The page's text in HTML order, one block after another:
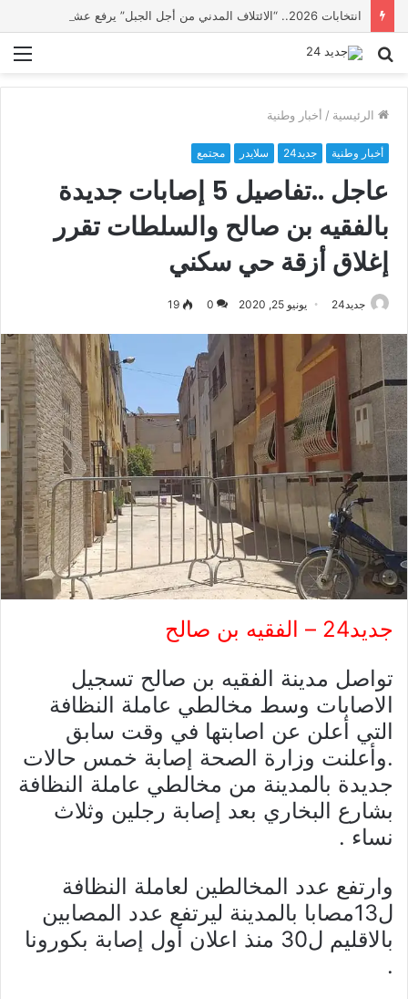
بحث
الرئيسية / أخبار وطنية
أخبار وطنية جديد24 سلايدر مجتمع
عاجل ..تفاصيل 5 إصابات جديدة
بالفقيه بن صالح والسلطات تقرر
إغلاق أزقة حي سكني
جديد24 يونيو 25, 2020 0
19
جديد24 – الفقيه بن صالح
تواصل مدينة الفقيه بن صالح تسجيل
الاصابات وسط مخالطي عاملة النظافة
التي أعلن عن اصابتها في وقت سابق
.وأعلنت وزارة الصحة إصابة خمس حالات
جديدة بالمدينة من مخالطي عاملة النظافة
بشارع البخاري بعد إصابة رجلين وثلاث
نساء .
وارتفع عدد المخالطين لعاملة النظافة
ل13مصابا بالمدينة ليرتفع عدد المصابين
بالاقليم ل30 منذ اعلان أول إصابة بكورونا
.